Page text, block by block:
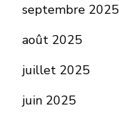
septembre 2025
août 2025
juillet 2025
juin 2025